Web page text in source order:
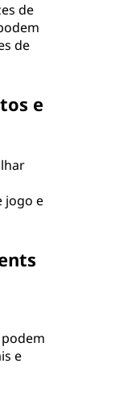
de
de
e
jogo e
e